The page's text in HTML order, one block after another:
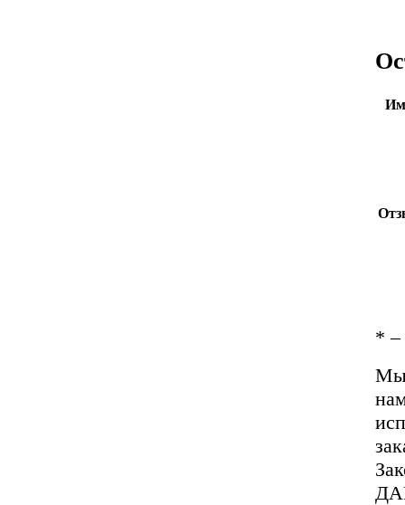
* –
Мы